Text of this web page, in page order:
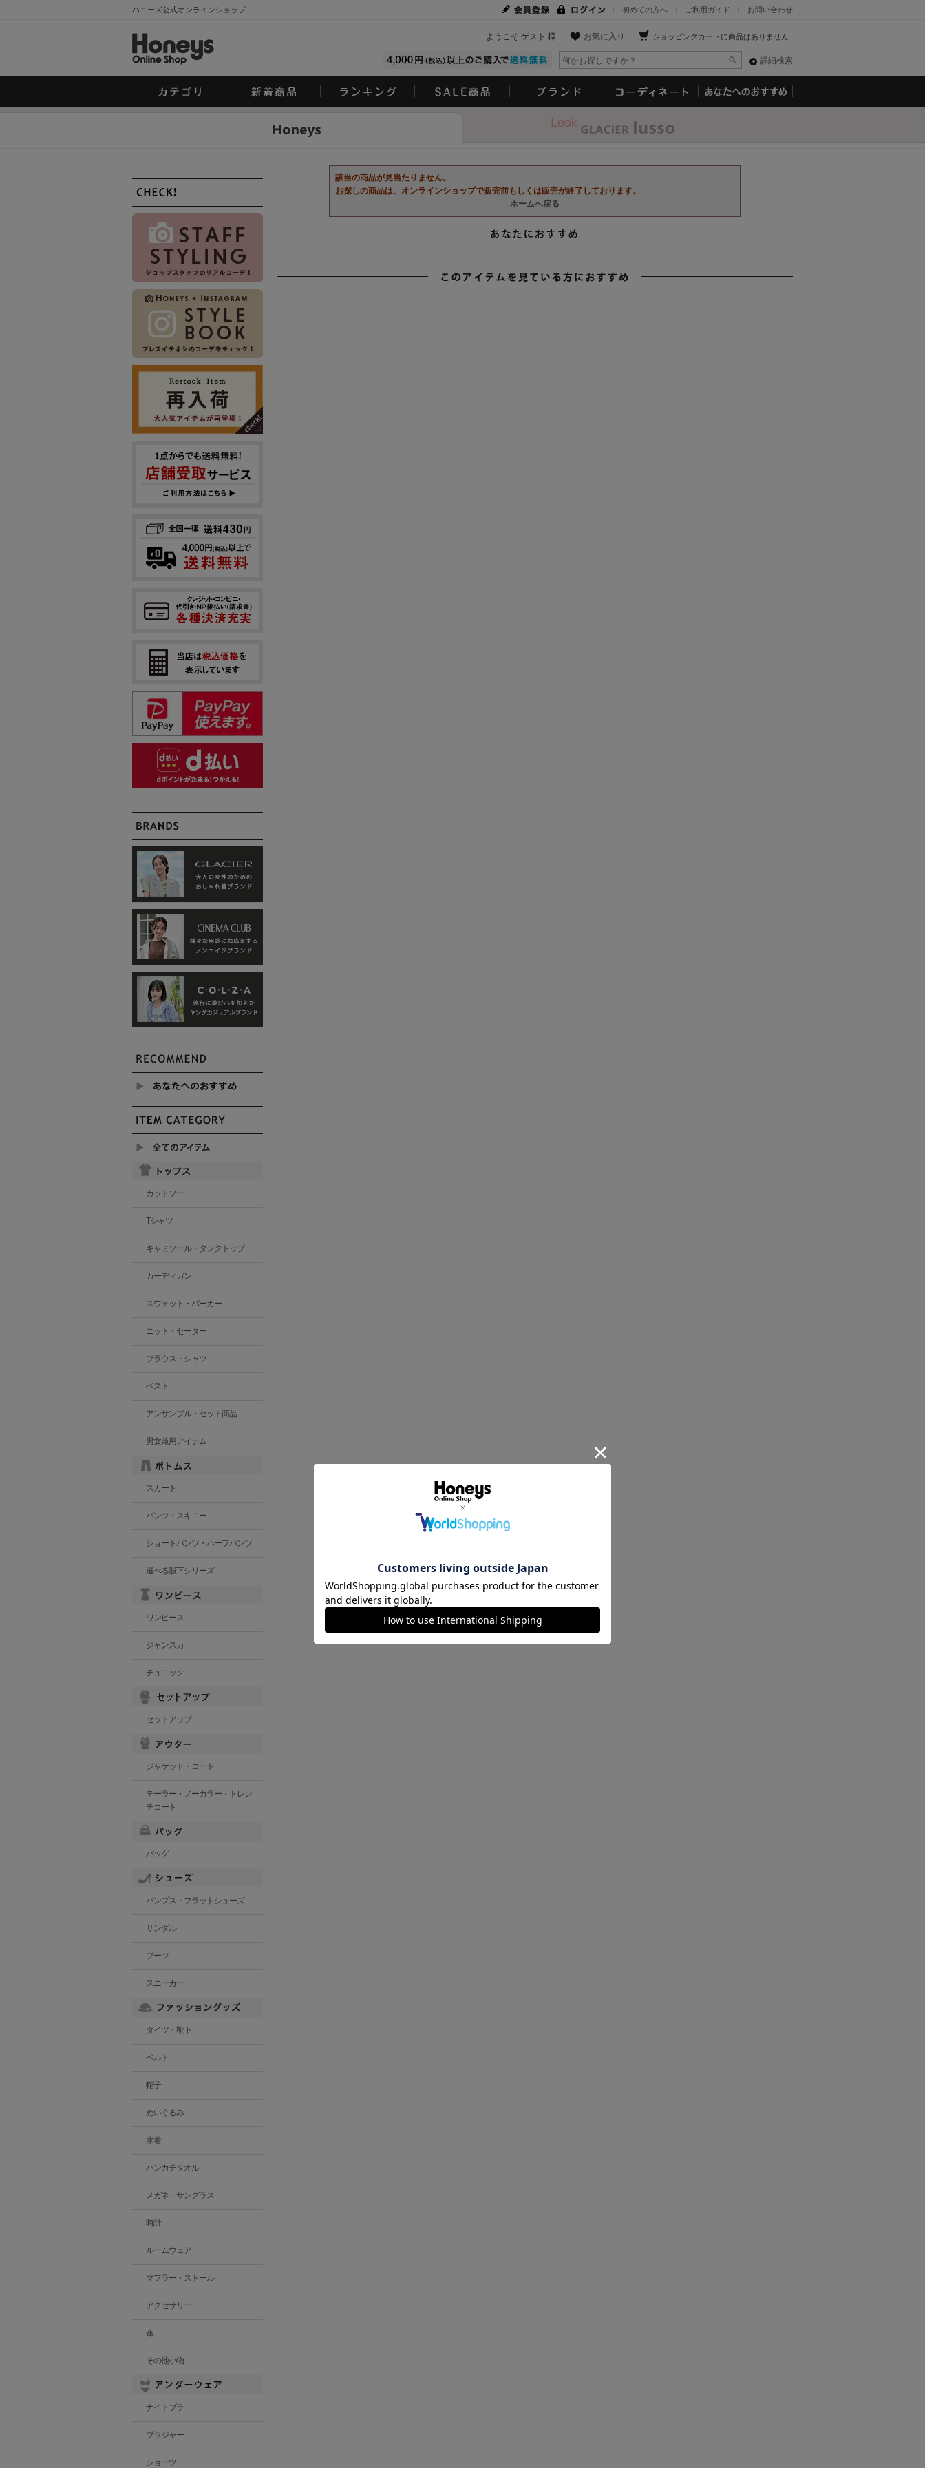
ハニーズ公式オンラインショップ お問い合わせ
ご利用ガイド
初めての方へ
ショッピングカートに商品はありません
お気に入り
ようこそ ゲスト 様
詳細検索
Look
該当の商品が見当たりません。
お探しの商品は、オンラインショップで販売前もしくは販売が終了しております。
ホームへ戻る
カットソー
Tシャツ
キャミソール・タンクトップ
カーディガン
スウェット・パーカー
ニット・セーター
ブラウス・シャツ
ベスト
アンサンブル・セット商品
男女兼用アイテム
スカート
パンツ・スキニー
ショートパンツ・ハーフパンツ
選べる股下シリーズ
ワンピース
ジャンスカ
チュニック
セットアップ
ジャケット・コート
テーラー・ノーカラー・トレン
チコート
バッグ
パンプス・フラットシューズ
サンダル
ブーツ
スニーカー
タイツ・靴下
ベルト
帽子
ぬいぐるみ
水着
ハンカチタオル
メガネ・サングラス
時計
ルームウェア
マフラー・ストール
アクセサリー
傘
その他小物
ナイトブラ
ブラジャー
ショーツ